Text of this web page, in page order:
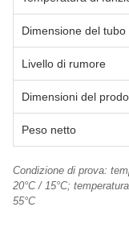
Dimensione del tubo
Livello di rumore
Dimensioni del
Peso netto
Condizione di prova:
20°C / 15°C;
55°C